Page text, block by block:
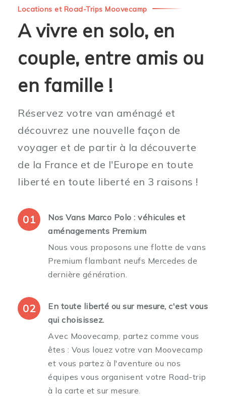
Locations et Road-Trips Moovecamp
A vivre en solo, en
couple, entre amis ou
en famille !
Réservez votre van aménagé et
découvrez une nouvelle façon de
voyager et de partir à la découverte
de la France et de l'Europe en toute
liberté en toute liberté en 3 raisons !
01
Nos Vans Marco Polo : véhicules et
aménagements Premium
Nous vous proposons une flotte de vans
Premium flambant neufs Mercedes de
dernière génération.
02
En toute liberté ou sur mesure, c'est vous
qui choisissez.
Avec Moovecamp, partez comme vous
êtes : Vous louez votre van Moovecamp
et vous partez à l'aventure ou nos
équipes vous organisent votre Road-trip
à la carte et sur mesure.